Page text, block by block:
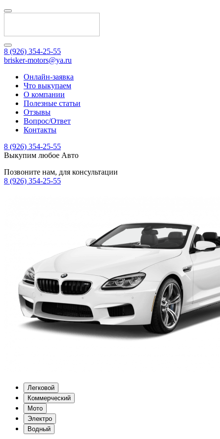
8 (926) 354-25-55
brisker-motors@ya.ru
Онлайн-заявка
Что выкупаем
О компании
Полезные статьи
Отзывы
Вопрос/Ответ
Контакты
8 (926) 354-25-55
Выкупим любое Авто
Позвоните нам, для консультации
8 (926) 354-25-55
Легковой
Коммерческий
Мото
Электро
Водный